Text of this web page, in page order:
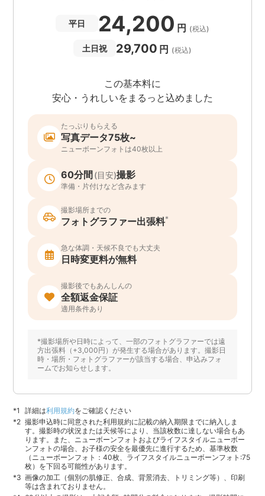
平日 24,200 円 (税込)
土日祝 29,700 円 (税込)
この基本料に
安心・うれしいをまるっと込めました
たっぷりもらえる
写真データ75枚~
ニューボーンフォトは40枚以上
60分間 (目安)撮影
準備・片付けなど含みます
撮影場所までの
フォトグラファー出張料*
急な体調・天候不良でも大丈夫
日時変更料が無料
撮影後でもあんしんの
全額返金保証
適用条件あり
*撮影場所や日時によって、一部のフォトグラファーでは遠
方出張料（+3,000円）が発生する場合があります。撮影日
時・場所・フォトグラファーが該当する場合、申込みフォ
ームでお知らせします。
詳細は利用規約をご確認ください
撮影申込時に同意された利用規約に記載の納入期限までに納入しま
す。撮影時の状況または天候等により、当該枚数に達しない場合もあ
ります。また、ニューボーンフォトおよびライフスタイルニューボー
ンフォトの場合、お子様の安全を最優先に進行するため、基準枚数
（ニューボーンフォト：40枚、ライフスタイルニューボーンフォト:75
枚）を下回る可能性があります。
画像の加工（個別の肌修正、合成、背景消去、トリミング等）、印刷
等は含まれておりません。